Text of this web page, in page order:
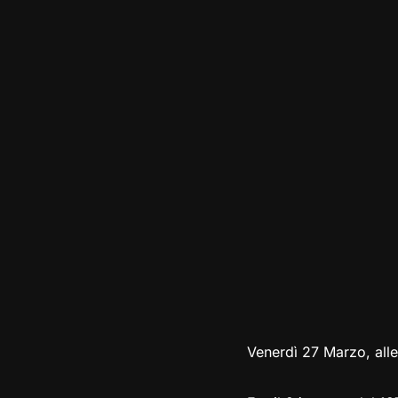
Venerdì 27 Marzo,